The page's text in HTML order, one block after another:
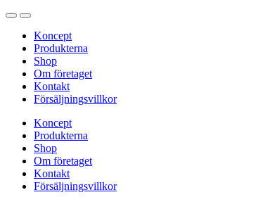
Hoppa
navigering
Hoppa
innehållKoncept
Produkterna
Shop
Om företaget
Kontakt
Försäljningsvillkor
Koncept
Produkterna
Shop
Om företaget
Kontakt
Försäljningsvillkor